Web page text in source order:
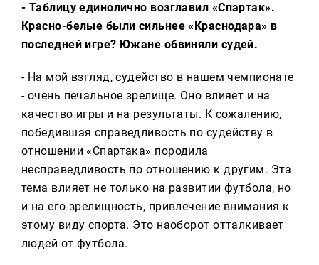
- Таблицу единолично возглавил «Спартак».
Красно-белые были сильнее «Краснодара» в
последней игре? Южане обвиняли судей.
- На мой взгляд, судейство в нашем чемпионате
- очень печальное зрелище. Оно влияет и на
качество игры и на результаты. К сожалению,
победившая справедливость по судейству в
отношении «Спартака» породила
несправедливость по отношению к другим. Эта
тема влияет не только на развитии футбола, но
и на его зрелищность, привлечение внимания к
этому виду спорта. Это наоборот отталкивает
людей от футбола.